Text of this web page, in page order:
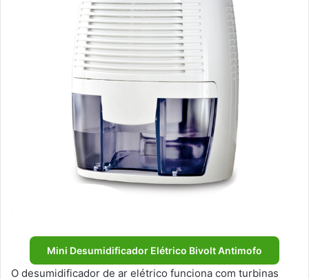
Mini Desumidificador Elétrico Bivolt Antimofo
O desumidificador de ar elétrico funciona com turbinas